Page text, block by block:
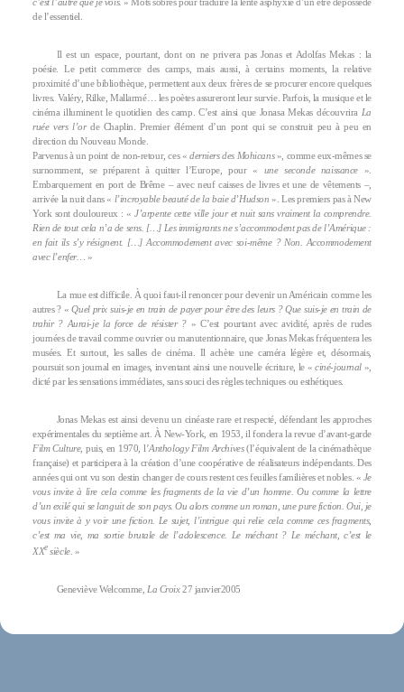
de l’essentiel.
Il est un espace, pourtant, dont on ne privera pas Jonas et Adolfas Mekas : la
poésie. Le petit commerce des camps, mais aussi, à certains moments, la relative
proximité d’une bibliothèque, permettent aux deux frères de se procurer encore quelques
livres. Valéry, Rilke, Mallarmé… les poètes assureront leur survie. Parfois, la musique et le
cinéma illuminent le quotidien des camp. C’est ainsi que Jonasa Mekas découvrira La
ruée vers l’orde Chaplin. Premier élément d’un pont qui se construit peu à peu en
direction du Nouveau Monde.
Parvenus à un point de non-retour, ces «derniers des Mohicans», comme eux-mêmes se
surnomment, se préparent à quitter l’Europe, pour « une seconde naissance ».
Embarquement en port de Brême – avec neuf caisses de livres et une de vêtements –,
arrivée la nuit dans « l’incroyable beauté de la baie d’Hudson ». Les premiers pas à New
York sont douloureux : «J’arpente cette ville jour et nuit sans vraiment la comprendre.
Rien de tout cela n’a de sens. […] Les immigrants ne s’accommodent pas de l’Amérique :
en fait ils s’y résignent. […] Accommodement avec soi-même ? Non. Accommodement
avec l’enfer…
»
La mue est difficile. À quoi faut-il renoncer pour devenir un Américain comme les
autres ? «Quel prix suis-je en train de payer pour être des leurs ? Que suis-je en train de
trahir ? Aurai-je la force de résister ?» C’est pourtant avec avidité, après de rudes
journées de travail comme ouvrier ou manutentionnaire, que Jonas Mekas fréquentera les
musées. Et surtout, les salles de cinéma. Il achète une caméra légère et, désormais,
poursuit son journal en images, inventant ainsi une nouvelle écriture, le «ciné-journal»,
dicté par les sensations immédiates, sans souci des règles techniques ou esthétiques.
Jonas Mekas est ainsi devenu un cinéaste rare et respecté, défendant les approches
expérimentales du septième art. À New-York, en 1953, il fondera la revue d’avant-garde
Film Culture, puis, en 1970, l’Anthology Film Archives(l’équivalent de la cinémathèque
française) et participera à la création d’une coopérative de réalisateurs indépendants. Des
années qui ont vu son destin changer de cours restent ces feuilles familières et nobles. « Je
vous invite à lire cela comme les fragments de la vie d’un homme. Ou comme la lettre
d’un exilé qui se languit de son pays. Ou alors comme un roman, une pure fiction. Oui, je
vous invite à y voir une fiction. Le sujet, l’intrigue qui relie cela comme ces fragments,
c’est ma vie, ma sortie brutale de l’adolescence. Le méchant ? Le méchant, c’est le
XXesiècle. »
Geneviève Welcomme, La Croix27 janvier2005